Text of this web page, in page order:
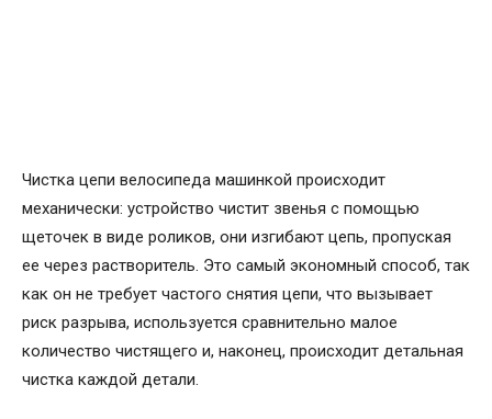
Чистка цепи велосипеда машинкой происходит
механически: устройство чистит звенья с помощью
щеточек в виде роликов, они изгибают цепь, пропуская
ее через растворитель. Это самый экономный способ, так
как он не требует частого снятия цепи, что вызывает
риск разрыва, используется сравнительно малое
количество чистящего и, наконец, происходит детальная
чистка каждой детали.